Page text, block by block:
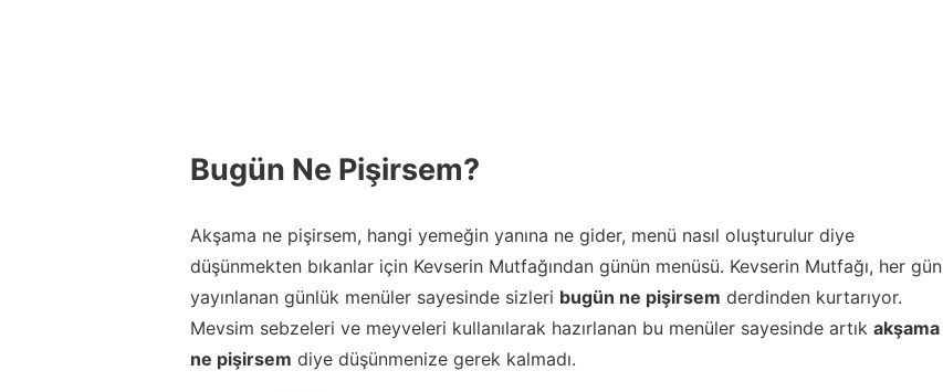
Bugün Ne Pişirsem?
Akşama ne pişirsem, hangi yemeğin yanına ne gider, menü nasıl oluşturulur diye
düşünmekten bıkanlar için Kevserin Mutfağından günün menüsü. Kevserin Mutfağı, her gün
yayınlanan günlük menüler sayesinde sizleri bugün ne pişirsem derdinden kurtarıyor.
Mevsim sebzeleri ve meyveleri kullanılarak hazırlanan bu menüler sayesinde artık akşama
ne pişirsem diye düşünmenize gerek kalmadı.